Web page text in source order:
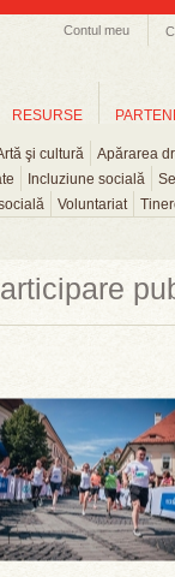
Contul meu
şi cultură
Apărarea
Incluziune socială
Voluntariat
RESURSE